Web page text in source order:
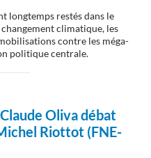
longtemps restés dans le
climatique, les
contre les méga-
politique centrale.
Oliva débat
Riottot (FNE-